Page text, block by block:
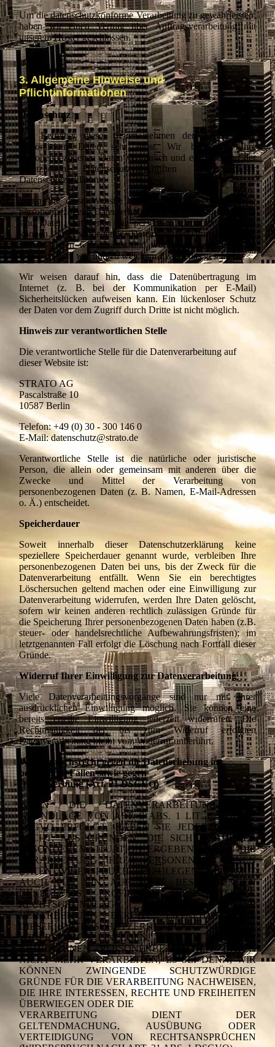
Um die datenschutzkonforme Verarbeitung zu gewährleisten,
haben wir einen Vertrag über Auftragsverarbeitung mit
unserem Hoster geschlossen.
3. Allgemeine Hinweise und
Pflichtinformationen
Datenschutz
Die Betreiber dieser Seiten nehmen den Schutz Ihrer
persönlichen Daten sehr ernst. Wir behandeln Ihre
personenbezogenen Daten vertraulich und entsprechend der
gesetzlichen Datenschutzvorschriften sowie dieser
Datenschutzerklärung.
Wenn Sie diese Website benutzen, werden verschiedene
personenbezogene Daten erhoben. Personenbezogene Daten
sind Daten, mit denen Sie persönlich identifiziert werden
können. Die vorliegende Datenschutzerklärung erläutert,
welche Daten wir erheben und wofür wir sie nutzen. Sie
erläutert auch, wie und zu welchem Zweck das geschieht.
Wir weisen darauf hin, dass die Datenübertragung im
Internet (z. B. bei der Kommunikation per E-Mail)
Sicherheitslücken aufweisen kann. Ein lückenloser Schutz
der Daten vor dem Zugriff durch Dritte ist nicht möglich.
Hinweis zur verantwortlichen Stelle
Die verantwortliche Stelle für die Datenverarbeitung auf
dieser Website ist:
STRATO AG
Pascalstraße 10
10587 Berlin
Telefon: +49 (0) 30 - 300 146 0
E-Mail: datenschutz@strato.de
Verantwortliche Stelle ist die natürliche oder juristische
Person, die allein oder gemeinsam mit anderen über die
Zwecke und Mittel der Verarbeitung von
personenbezogenen Daten (z. B. Namen, E-Mail-Adressen
o. Ä.) entscheidet.
Speicherdauer
Soweit innerhalb dieser Datenschutzerklärung keine
speziellere Speicherdauer genannt wurde, verbleiben Ihre
personenbezogenen Daten bei uns, bis der Zweck für die
Datenverarbeitung entfällt. Wenn Sie ein berechtigtes
Löschersuchen geltend machen oder eine Einwilligung zur
Datenverarbeitung widerrufen, werden Ihre Daten gelöscht,
sofern wir keinen anderen rechtlich zulässigen Gründe für
die Speicherung Ihrer personenbezogenen Daten haben (z.B.
steuer- oder handelsrechtliche Aufbewahrungsfristen); im
letztgenannten Fall erfolgt die Löschung nach Fortfall dieser
Gründe.
Widerruf Ihrer Einwilligung zur Datenverarbeitung
Viele Datenverarbeitungsvorgänge sind nur mit Ihrer
ausdrücklichen Einwilligung möglich. Sie können eine
bereits erteilte Einwilligung jederzeit widerrufen. Die
Rechtmäßigkeit der bis zum Widerruf erfolgten
Datenverarbeitung bleibt vom Widerruf unberührt.
Widerspruchsrecht gegen die Datenerhebung in
besonderen Fällen sowie gegen
Direktwerbung (Art. 21 DSGVO)
WENN DIE DATENVERARBEITUNG AUF
GRUNDLAGE VON ART. 6 ABS. 1 LIT. E ODER F
DSGVO ERFOLGT, HABEN SIE JEDERZEIT DAS
RECHT, AUS GRÜNDEN, DIE SICH AUS IHRER
BESONDEREN SITUATION ERGEBEN, GEGEN DIE
VERARBEITUNG IHRER PERSONENBEZOGENEN
DATEN WIDERSPRUCH EINZULEGEN; DIES GILT
AUCH FÜR EIN AUF DIESE BESTIMMUNGEN
GESTÜTZTES PROFILING. DIE JEWEILIGE
RECHTSGRUNDLAGE, AUF DENEN EINE
VERARBEITUNG BERUHT, ENTNEHMEN SIE
DIESER DATENSCHUTZERKLÄRUNG. WENN SIE
WIDERSPRUCH EINLEGEN, WERDEN WIR IHRE
BETROFFENEN PERSONENBEZOGENEN DATEN
NICHT MEHR VERARBEITEN, ES SEI DENN, WIR
KÖNNEN ZWINGENDE SCHUTZWÜRDIGE
GRÜNDE FÜR DIE VERARBEITUNG NACHWEISEN,
DIE IHRE INTERESSEN, RECHTE UND FREIHEITEN
ÜBERWIEGEN ODER DIE
VERARBEITUNG DIENT DER
GELTENDMACHUNG, AUSÜBUNG ODER
VERTEIDIGUNG VON RECHTSANSPRÜCHEN